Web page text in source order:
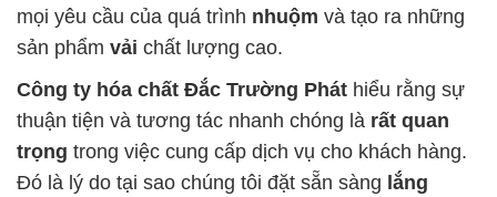
mọi yêu cầu của quá trình nhuộm và tạo ra những
sản phẩm vải chất lượng cao.
Công ty hóa chất Đắc Trường Phát hiểu rằng sự
thuận tiện và tương tác nhanh chóng là rất quan
trọng trong việc cung cấp dịch vụ cho khách hàng.
Đó là lý do tại sao chúng tôi đặt sẵn sàng lắng